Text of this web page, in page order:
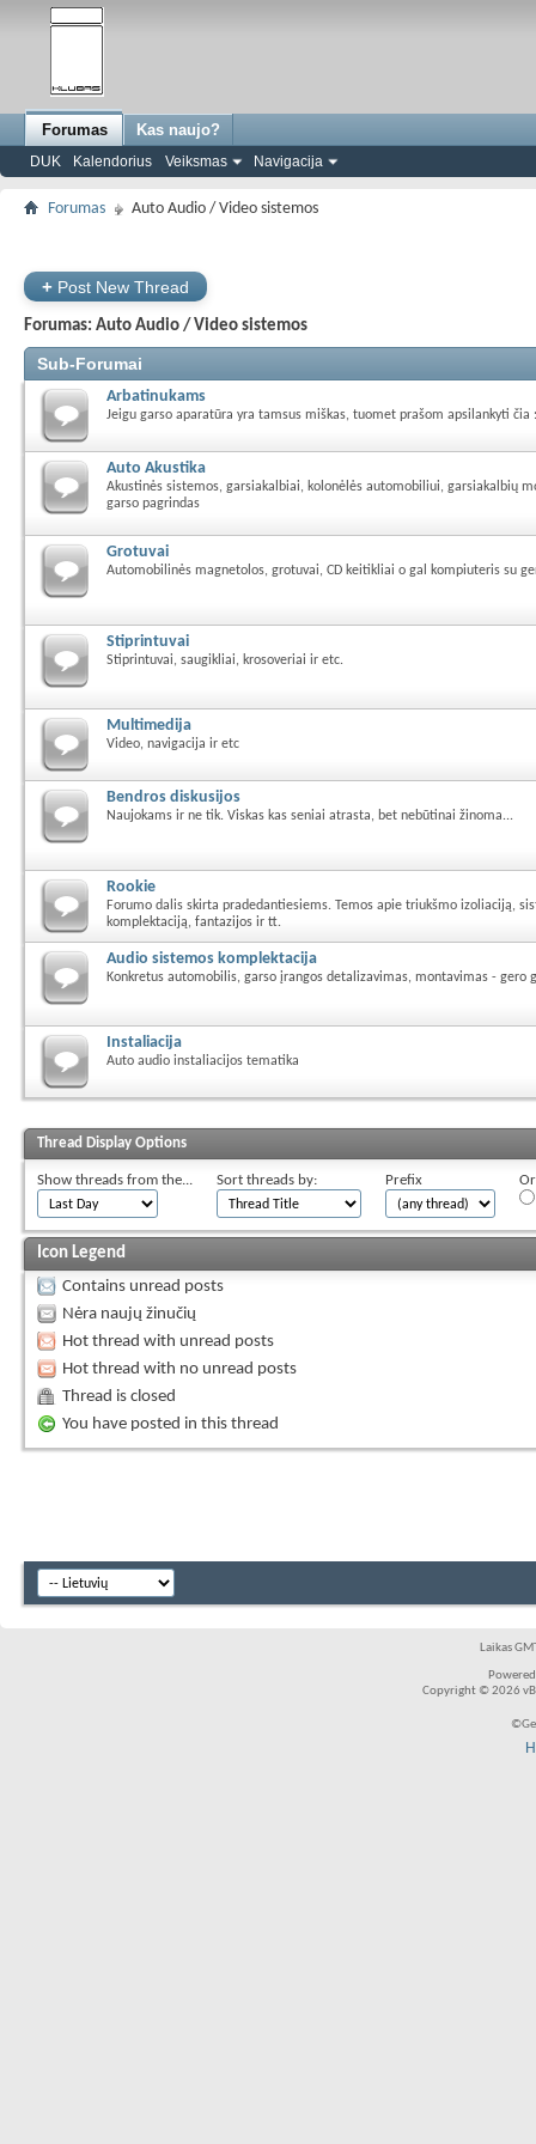
Forumas
DUK Kalendorius Veiksmas Navigacija
Kas naujo?
Forumas Auto Audio / Video sistemos
+ Post New Thread
Forumas: Auto Audio / Video sistemos
Sub-Forumai
Arbatinukams
Jeigu garso aparatūra yra tamsus miškas, tuomet prašom apsilankyti čia
Auto Akustika
Akustinės sistemos, garsiakalbiai, kolonėlės automobiliui, garsiakalbių
garso pagrindas
Grotuvai
Automobilinės magnetolos, grotuvai, CD keitikliai o gal kompiuteris su
Stiprintuvai
Stiprintuvai, saugikliai, krosoveriai ir etc.
Multimedija
Video, navigacija ir etc
Bendros diskusijos
Naujokams ir ne tik. Viskas kas seniai atrasta, bet nebūtinai žinoma...
Rookie
Forumo dalis skirta pradedantiesiems. Temos apie triukšmo izoliaciją,
komplektaciją, fantazijos ir tt.
Audio sistemos komplektacija
Konkretus automobilis, garso įrangos detalizavimas, montavimas - gero
Instaliacija
Auto audio instaliacijos tematika
Thread Display Options
Show threads from the... Sort threads by: Prefix
Icon Legend
Contains unread posts
Nėra naujų žinučių
Hot thread with unread posts
Hot thread with no unread posts
Thread is closed
You have posted in this thread
Laikas
Copyright © 2026